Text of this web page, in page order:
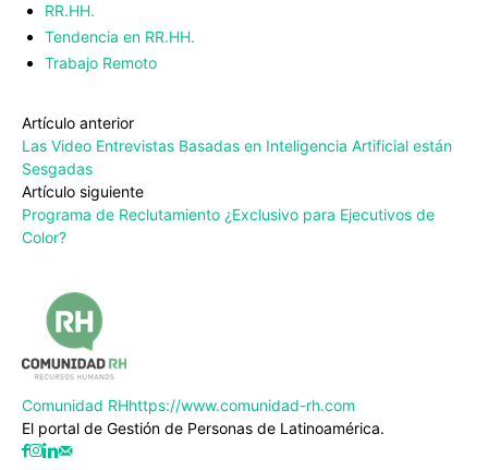
RR.HH.
Tendencia en RR.HH.
Trabajo Remoto
Artículo anterior
Las Video Entrevistas Basadas en Inteligencia Artificial están
Sesgadas
Artículo siguiente
Programa de Reclutamiento ¿Exclusivo para Ejecutivos de
Color?
Comunidad RHhttps://www.comunidad-rh.com
El portal de Gestión de Personas de Latinoamérica.